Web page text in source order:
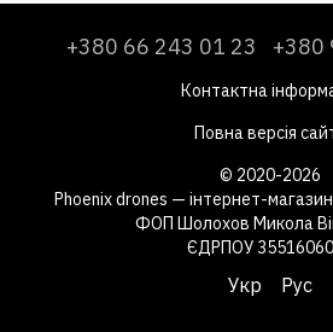
+380 66 243 01 23 +380
Контактна
Повна версія
© 2020-2026
Phoenix drones — інтернет-
ФОП Шолохов Микола
ЄДРПОУ
Укр Рус